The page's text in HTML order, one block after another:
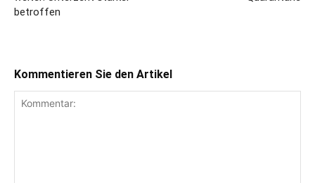
betroffen
Kommentieren Sie den Artikel